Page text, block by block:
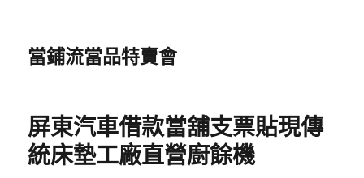
當鋪流當品特賣會
屏東汽車借款當舖支票貼現傳
統床墊工廠直營廚餘機